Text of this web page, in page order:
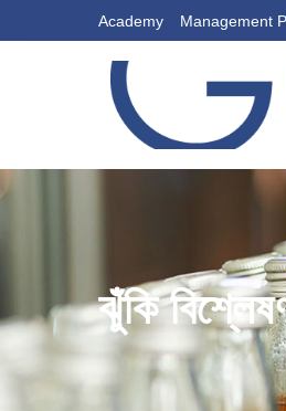
Academy Management
ঝুঁকি